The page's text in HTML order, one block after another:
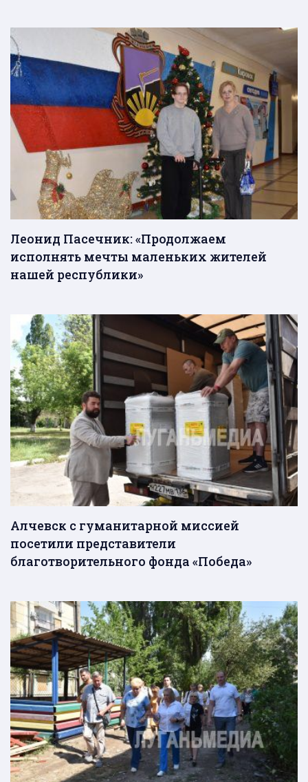
Леонид Пасечник: «Продолжаем
исполнять мечты маленьких жителей
нашей республики»
Алчевск с гуманитарной миссией
посетили представители
благотворительного фонда «Победа»